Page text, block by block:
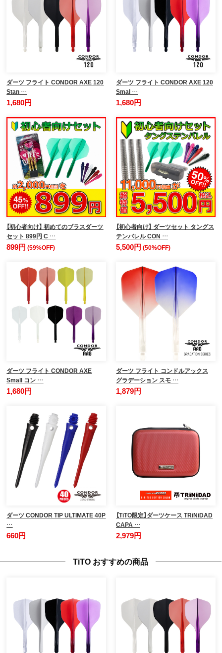
ダーツ フライト CONDOR AXE 120
Stan …
1,680円
ダーツ フライト CONDOR AXE 120
Smal …
1,680円
【初心者向け】 初めてのブラスダーツ
セット 899円 C …
899円(59%OFF)
【初心者向け】 ダーツセット タングス
テンバレル CON …
5,500円 (50%OFF)
ダーツ フライト CONDOR AXE
Small コン …
1,680円
ダーツ フライト コンドルアックス
グラデーション スモ …
1,879円
ダーツ CONDOR TIP ULTIMATE 40P
…
660円
【TiTO限定】ダーツケース TRiNiDAD
CAPA …
2,979円
TiTO おすすめの商品